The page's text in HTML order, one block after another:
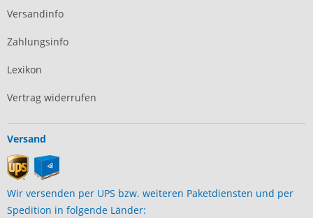
Versandinfo
Zahlungsinfo
Lexikon
Vertrag widerrufen
Versand
Wir versenden per UPS bzw. weiteren Paketdiensten und per
Spedition in folgende Länder: